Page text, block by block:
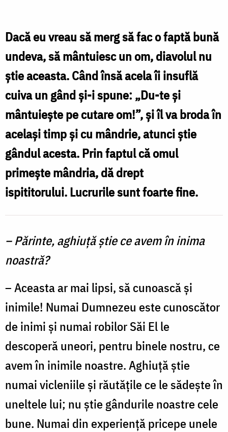
‒
vizibilitate
zero
pentru
diavoli
Foto:
Florentina
Mardari
Dacă eu vreau să merg să fac o faptă bună
undeva, să mântuiesc un om, diavolul nu
ştie aceasta. Când însă acela îi insuflă
cuiva un gând şi-i spune: „Du-te şi
mântuieşte pe cutare om!”, şi îl va broda în
acelaşi timp şi cu mândrie, atunci ştie
gândul acesta. Prin faptul că omul
primeşte mândria, dă drept
ispititorului. Lucrurile sunt foarte fine.
– Părinte, aghiuţă ştie ce avem în inima
noastră?
– Aceasta ar mai lipsi, să cunoască şi
inimile! Numai Dumnezeu este cunoscător
de inimi şi numai robilor Săi El le
descoperă uneori, pentru binele nostru, ce
avem în inimile noastre. Aghiuţă ştie
numai vicleniile şi răutăţile ce le sădeşte în
uneltele lui; nu ştie gândurile noastre cele
bune. Numai din experienţă pricepe unele